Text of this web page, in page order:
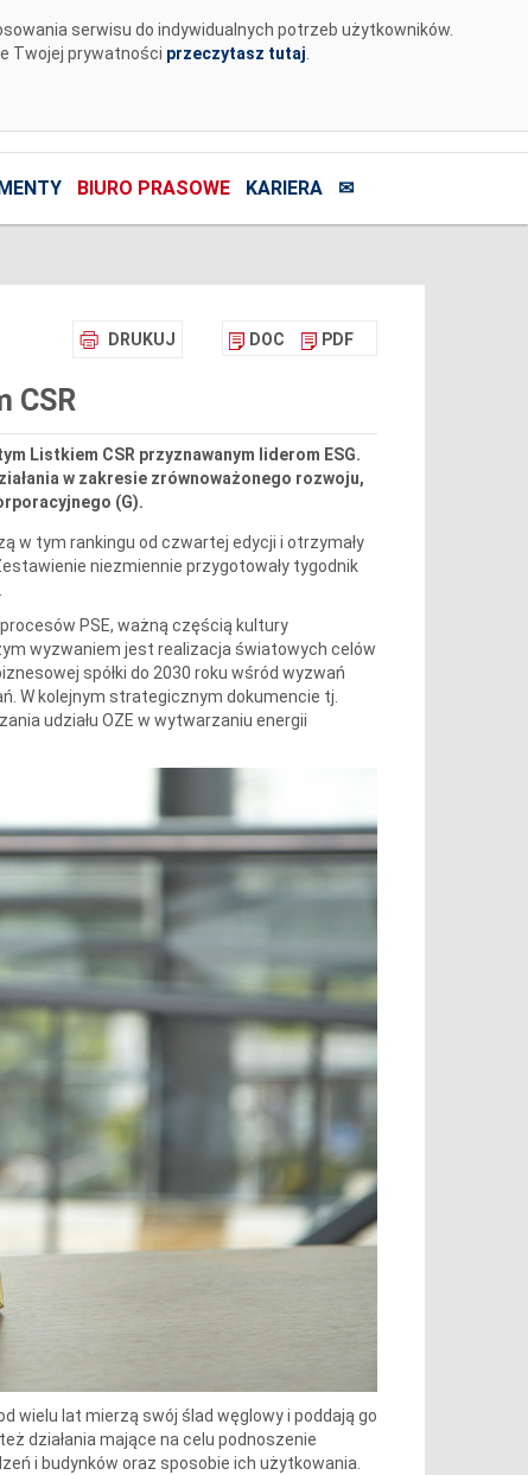
serwisu do indywidualnych potrzeb użytkowników.
Twojej prywatności przeczytasz tutaj
BIURO PRASOWE KARIERA ✉
DRUKUJ DOC PDF
CSR
Listkiem CSR przyznawanym liderom ESG.
w zakresie zrównoważonego rozwoju,
(G).
w tym rankingu od czwartej edycji i otrzymały
niezmiennie przygotowały tygodnik
PSE, ważną częścią kultury
wyzwaniem jest realizacja światowych celów
spółki do 2030 roku wśród wyzwań
W kolejnym strategicznym dokumencie tj.
udziału OZE w wytwarzaniu energii
wielu lat mierzą swój ślad węglowy i poddają go
działania mające na celu podnoszenie
i budynków oraz sposobie ich użytkowania.